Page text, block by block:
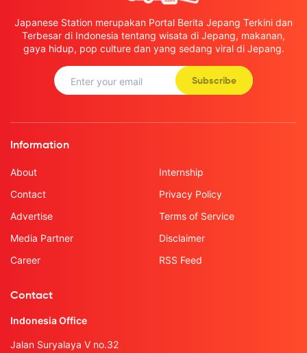
Japanese Station merupakan Portal Berita Jepang Terkini dan
Terbesar di Indonesia tentang wisata di Jepang, makanan,
gaya hidup, pop culture dan yang sedang viral di Jepang.
Subscribe
Information
About
Contact
Advertise
Media Partner
Career
Internship
Privacy Policy
Terms of Service
Disclaimer
RSS Feed
Contact
Indonesia Office
Jalan Suryalaya V no.32